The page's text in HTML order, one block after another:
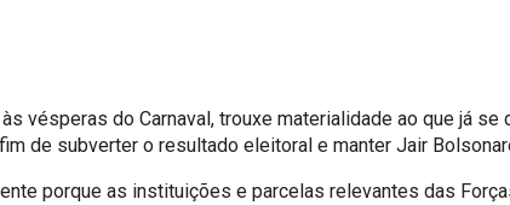
vésperas do Carnaval, trouxe materialidade ao que já
de subverter o resultado eleitoral e manter Jair
porque as instituições e parcelas relevantes das